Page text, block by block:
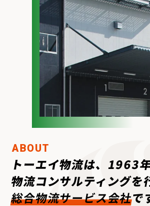
ABOUT
トーエイ物流は、1963
物流コンサルティングを
総合物流サービス会社で